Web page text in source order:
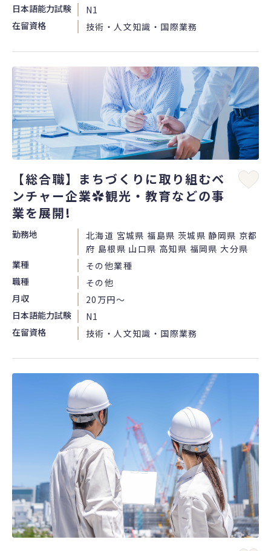
日本語能力試験
N1
在留資格
技術・人文知識・国際業務
【総合職】まちづくりに取り組むベ
ンチャー企業✿観光・教育などの事
業を展開!
勤務地
北海道 宮城県 福島県 茨城県 静岡県 京都
府 島根県 山口県 高知県 福岡県 大分県
業種
その他業種
職種
その他
月収
20万円〜
日本語能力試験
N1
在留資格
技術・人文知識・国際業務